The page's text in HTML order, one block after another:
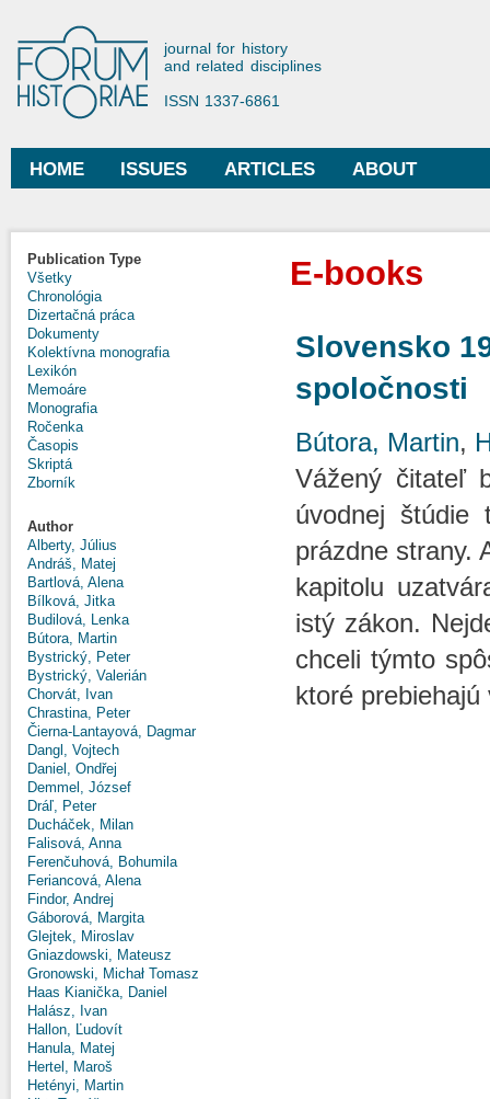
Forum Historiae
journal for history
and related disciplines
ISSN 1337-6861
Main menu
HOME ISSUES ARTICLES ABOUT
Publication Type
Všetky
Chronológia
Dizertačná práca
Dokumenty
Kolektívna monografia
Lexikón
Memoáre
Monografia
Ročenka
Časopis
Skriptá
Zborník
Author
Alberty, Július
Andráš, Matej
Bartlová, Alena
Bílková, Jitka
Budilová, Lenka
Bútora, Martin
Bystrický, Peter
Bystrický, Valerián
Chorvát, Ivan
Chrastina, Peter
Čierna-Lantayová, Dagmar
Dangl, Vojtech
Daniel, Ondřej
Demmel, József
Dráľ, Peter
Ducháček, Milan
Falisová, Anna
Ferenčuhová, Bohumila
Feriancová, Alena
Findor, Andrej
Gáborová, Margita
Glejtek, Miroslav
Gniazdowski, Mateusz
Gronowski, Michał Tomasz
Haas Kianička, Daniel
Halász, Ivan
Hallon, Ľudovít
Hanula, Matej
Hertel, Maroš
Hetényi, Martin
E-books
Slovensko
spoločnosti
Bútora, Martin,
Vážený čitateľ
úvodnej štúdie
prázdne strany.
kapitolu
istý zákon.
chceli týmto
ktoré